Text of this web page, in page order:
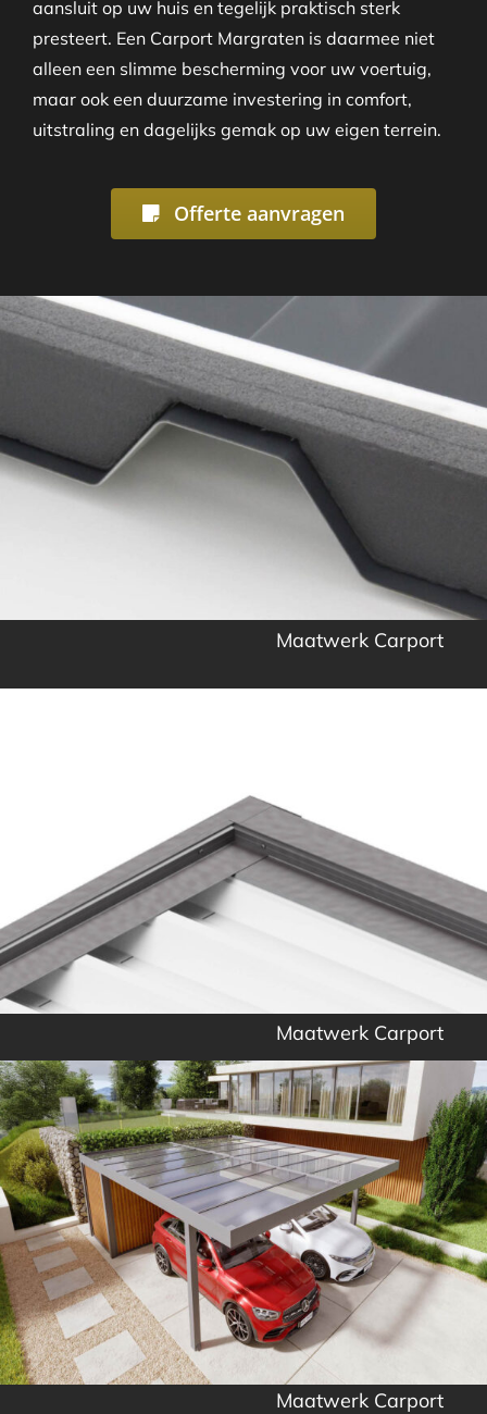
aansluit op uw huis en tegelijk praktisch sterk
presteert. Een Carport Margraten is daarmee niet
alleen een slimme bescherming voor uw voertuig,
maar ook een duurzame investering in comfort,
uitstraling en dagelijks gemak op uw eigen terrein.
Offerte aanvragen
Maatwerk Carport
Maatwerk Carport
Maatwerk Carport